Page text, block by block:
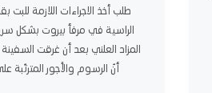
طلب أخذ الاجراءات اللازمة
الراسية في مرفأ بيروت بشكل
المزاد العلني بعد أن غرقت
أنّ الرسوم والأجور المترتّبة